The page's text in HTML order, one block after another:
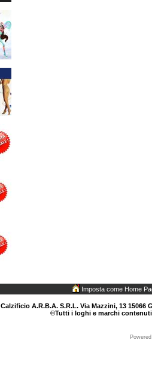
Imposta come Home
Calzificio A.R.B.A. S.R.L. Via Mazzini, 13 15066
©Tutti i loghi e marchi